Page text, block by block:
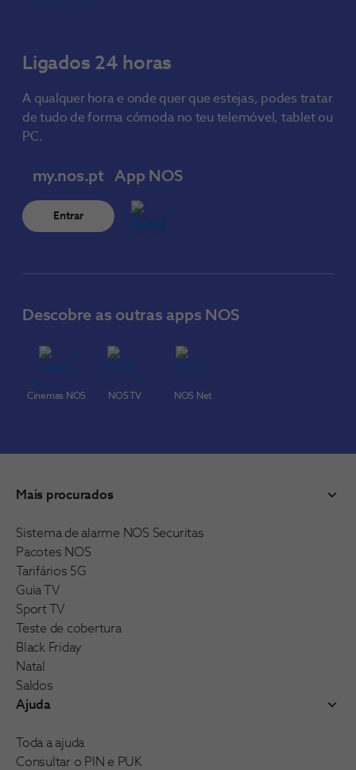
Ligados 24 horas
A qualquer hora e onde quer que estejas, podes tratar
de tudo de forma cómoda no teu telemóvel, tablet ou
PC.
my.nos.pt
Entrar
App NOS
Descobre as outras apps NOS
Cinemas NOS NOS TV NOS Net
Mais procurados
Sistema de alarme NOS Securitas
Pacotes NOS
Tarifários 5G
Guia TV
Sport TV
Teste de cobertura
Black Friday
Natal
Saldos
Ajuda
Toda a ajuda
Consultar o PIN e PUK